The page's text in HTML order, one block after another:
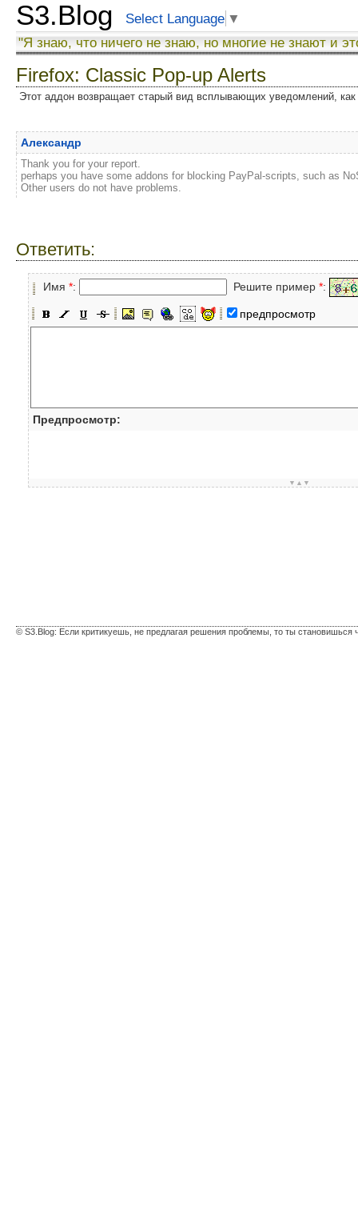
S3.Blog Select Language ▼
"Я знаю, что ничего не знаю, но многие не знают и
Firefox: Classic Pop-up Alerts
Этот аддон возвращает старый вид всплывающих уведомлений,
Александр
Thank you for your report.
perhaps you have some addons for blocking PayPal-scripts, such as
Other users do not have problems.
Ответить:
Имя *: Решите пример *:
предпросмотр
Предпросмотр:
▼▲▼
© S3.Blog: Если критикуешь, не предлагая решения проблемы, то ты становишься